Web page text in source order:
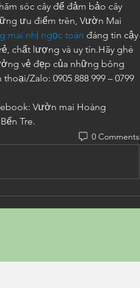
sóc cây để đảm bảo cây
ưu điểm trên, Vườn Mai
mai nhị ngọc toàn đáng tin cậy
chất lượng và uy tín.Hãy ghé
vẻ đẹp của những bông
Zalo: 0905 888 999 – 0799
Vườn mai Hoàng
Tre.
0 Comments